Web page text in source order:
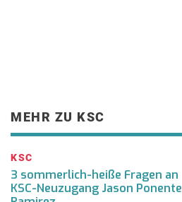
MEHR ZU KSC
KSC
3 sommerlich-heiße Fragen an
KSC-Neuzugang Jason Ponente